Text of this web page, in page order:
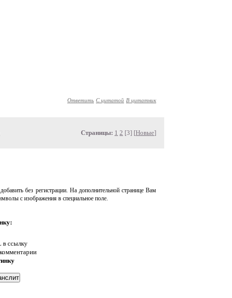
Ответить С цитатой В цитатник
Страницы: 1 2 [3] [Новые]
без регистрации. На дополнительной странице Вам
с изображения в специальное поле.
в ссылку